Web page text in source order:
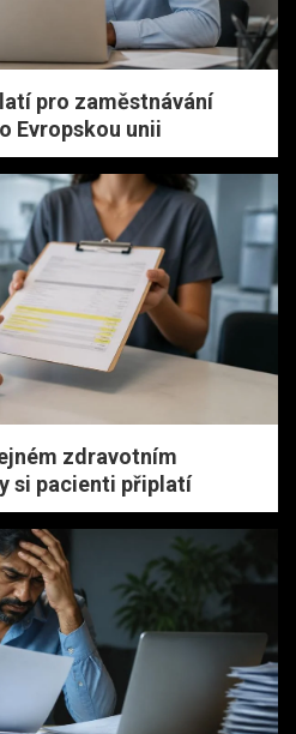
pro zaměstnávání
Evropskou unii
zdravotním
si pacienti připlatí